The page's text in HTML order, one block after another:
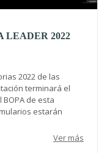
LEADER 2022
2022 de las
terminará el
de esta
estarán
Ver más